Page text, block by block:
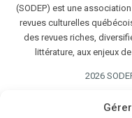
(SODEP) est une
revues culturelles
des revues riches,
littérature, aux enjeux
2026